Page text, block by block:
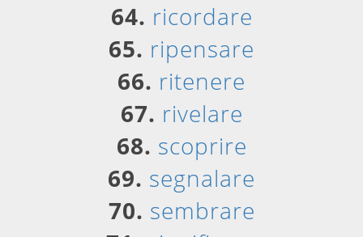
64. ricordare
65. ripensare
66. ritenere
67. rivelare
68. scoprire
69. segnalare
70. sembrare